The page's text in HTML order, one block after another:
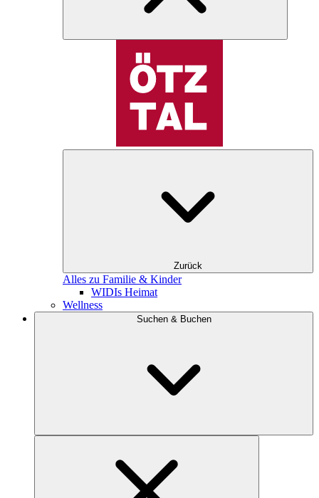
Zurück
Alles zu Familie & Kinder
WIDIs Heimat
Wellness
Suchen & Buchen